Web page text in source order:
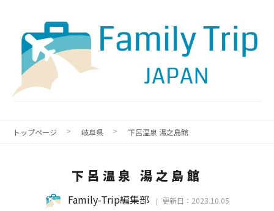
トップページ 岐阜県 下呂温泉 湯之島館
下呂温泉 湯之島館
Family-Trip編集部 更新日：2023.10.05